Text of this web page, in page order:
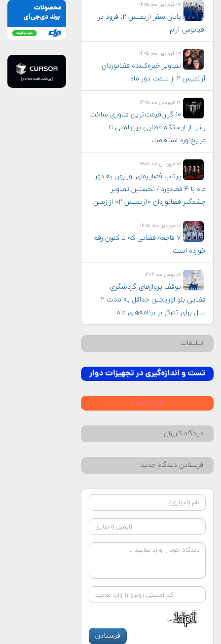
۲۲ فروردین ماه ۱۴۰۵
پایان سفر آرتمیس ۲، فرود در
اقیانوس آرام
۲۰ فروردین ماه ۱۴۰۵
تصاویر خیره‌کننده فضانوردان
آرتمیس ۲ از سمت دور ماه
۱۷ فروردین ماه ۱۴۰۵
۱۰ گران‌قیمت‌ترین فناوری‌ ساخت
بشر: از ایستگاه فضایی بین‌المللی تا
مریخ‌نورد استقامت
۱۵ فروردین ماه ۱۴۰۵
پرتاب فضاپیمای اوریون به دور
ماه با ۴ فضانورد / نخستین تصاویر
چشمگیر فضانوردان «آرتمیس ۲» از زمین
۱۰ فروردین ماه ۱۴۰۵
۷ فاجعه فضایی که تا کنون رقم
خورده است
۱۸ بهمن ماه ۱۴۰۴
توقف پروازهای گردشگری
فضایی بلو اوریجین حداقل به مدت ۲
سال برای تمرکز بر برنامه‌های ماه
تبلیغات
دیدگاه کاربران
فرستادن دیدگاه جدید